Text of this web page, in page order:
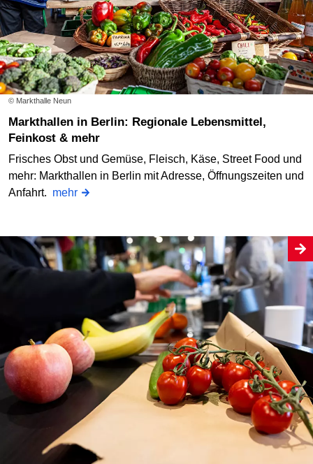
© Markthalle Neun
Markthallen in Berlin: Regionale Lebensmittel,
Feinkost & mehr
Frisches Obst und Gemüse, Fleisch, Käse, Street Food und
mehr: Markthallen in Berlin mit Adresse, Öffnungszeiten und
Anfahrt. mehr